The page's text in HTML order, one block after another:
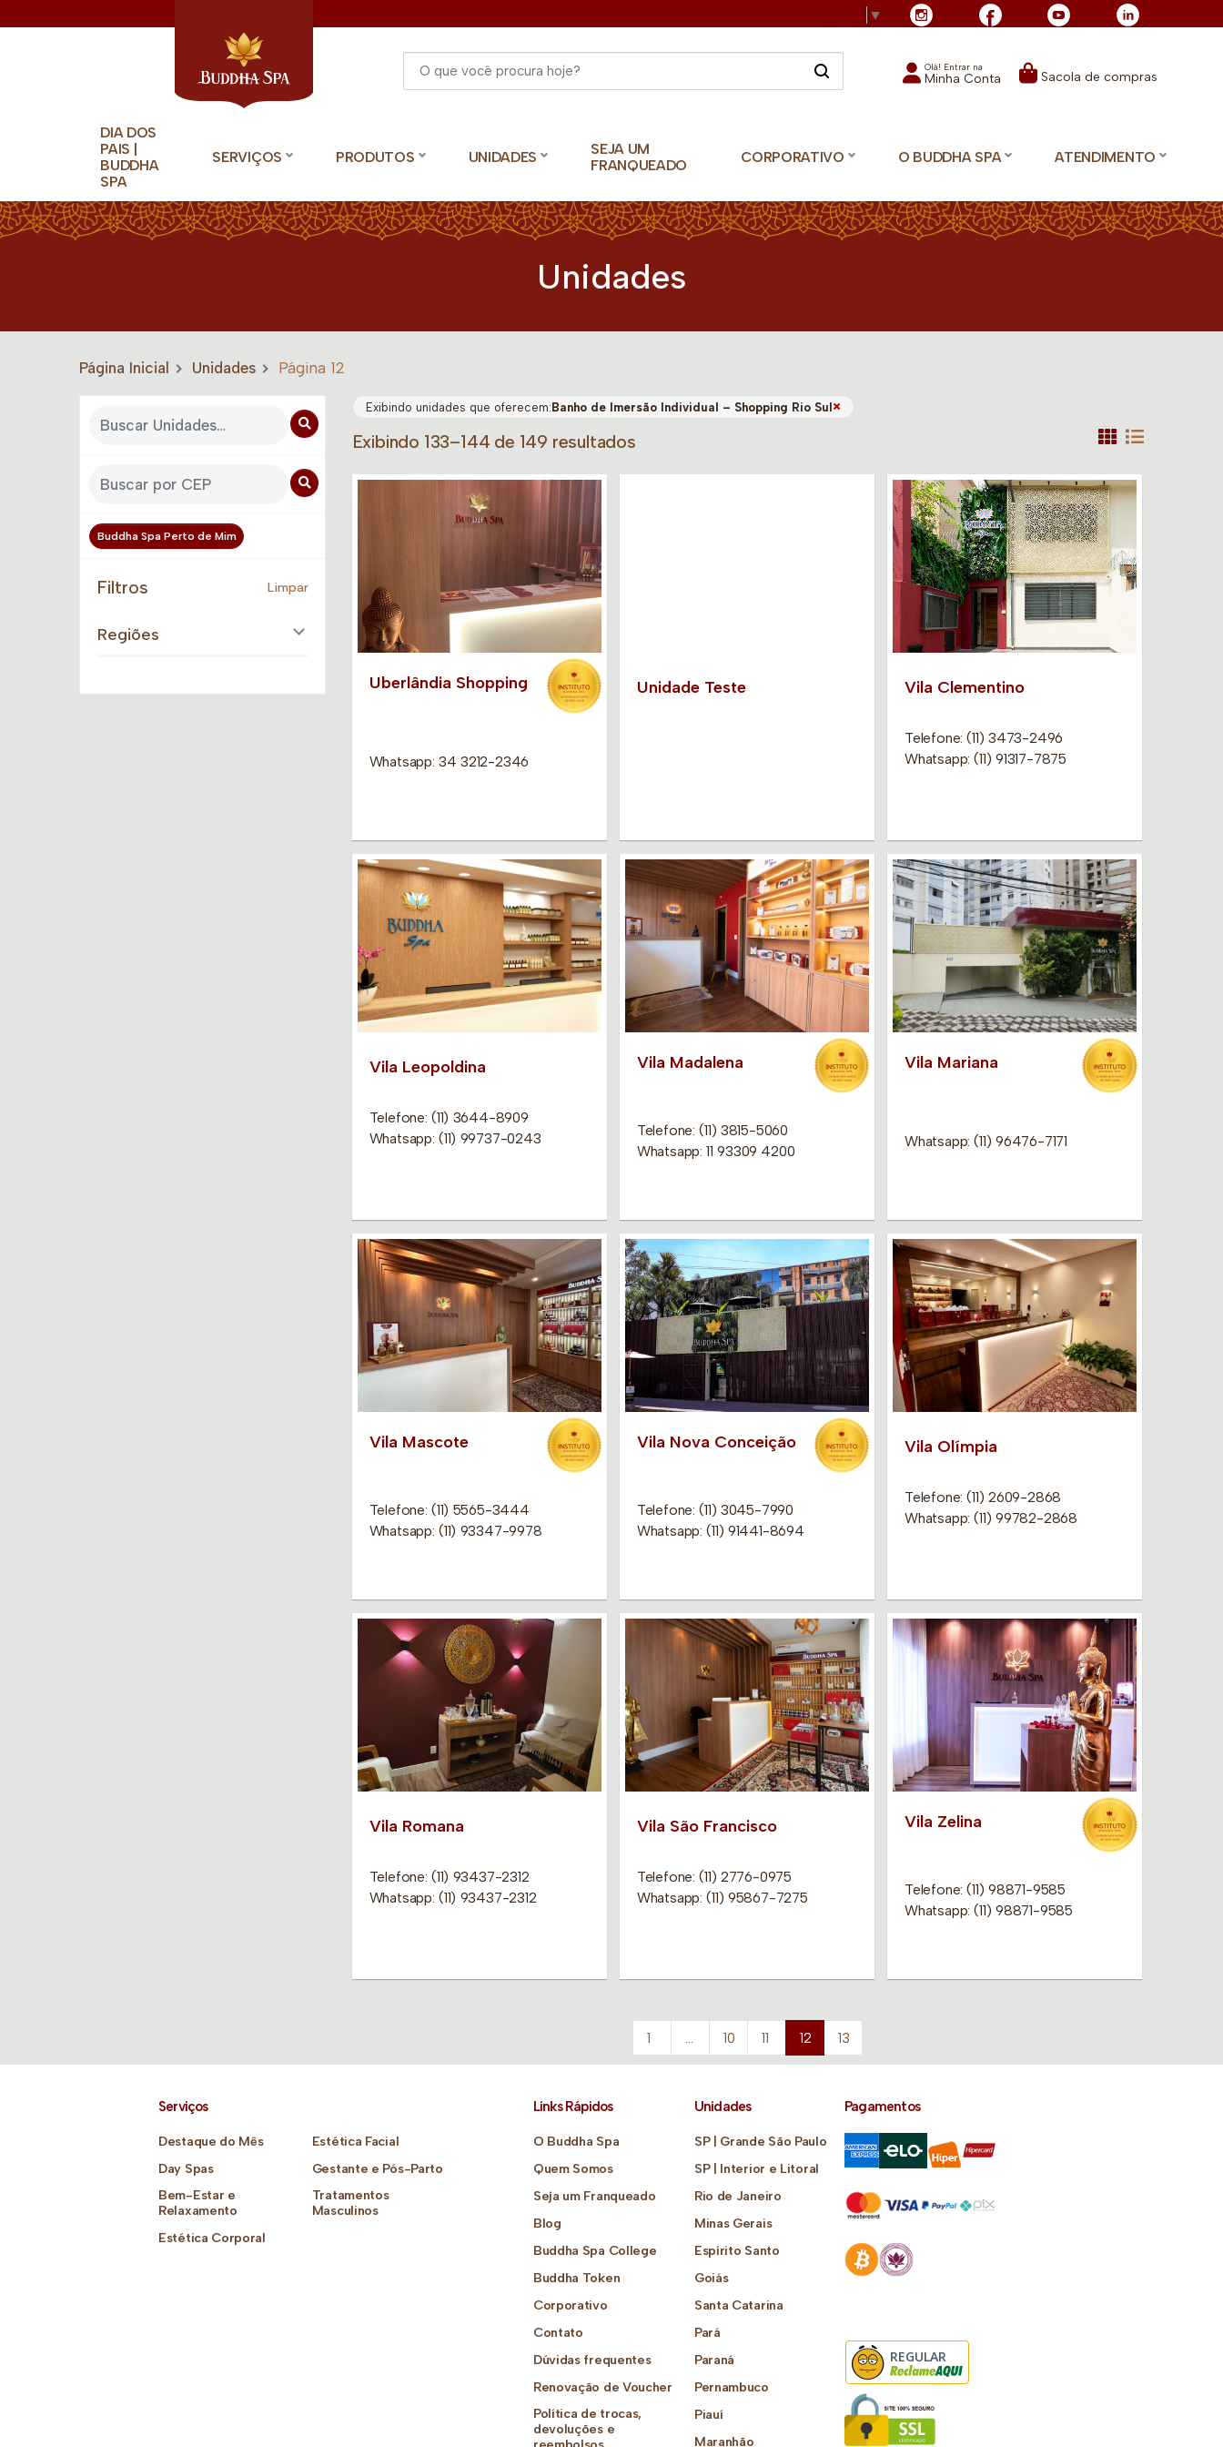
▼
Olá! Entrar na
Minha Conta Sacola de compras
DIA DOS
PAIS |
BUDDHA
SPA
SERVIÇOS PRODUTOS UNIDADES
SEJA UM
FRANQUEADO
CORPORATIVO O BUDDHA SPA ATENDIMENTO
Unidades
Página Inicial Unidades Página 12
Buddha Spa Perto de Mim
Filtros Limpar
Regiões
Exibindo unidades que oferecem:Banho de Imersão Individual – Shopping Rio Sul×
Exibindo 133–144 de 149 resultados
Uberlândia Shopping
Whatsapp: 34 3212-2346
Unidade Teste Vila Clementino
Telefone: (11) 3473-2496
Whatsapp: (11) 91317-7875
Vila Leopoldina
Telefone: (11) 3644-8909
Whatsapp: (11) 99737-0243
Vila Madalena
Telefone: (11) 3815-5060
Whatsapp: 11 93309 4200
Vila Mariana
Whatsapp: (11) 96476-7171
Vila Mascote
Telefone: (11) 5565-3444
Whatsapp: (11) 93347-9978
Vila Nova Conceição
Telefone: (11) 3045-7990
Whatsapp: (11) 91441-8694
Vila Olímpia
Telefone: (11) 2609-2868
Whatsapp: (11) 99782-2868
Vila Romana
Telefone: (11) 93437-2312
Whatsapp: (11) 93437-2312
Vila São Francisco
Telefone: (11) 2776-0975
Whatsapp: (11) 95867-7275
Vila Zelina
Telefone: (11) 98871-9585
Whatsapp: (11) 98871-9585
1 10 11 12 13
Serviços
Destaque do Mês
Day Spas
Bem-Estar e
Relaxamento
Estética Corporal
Estética Facial
Gestante e Pós-Parto
Tratamentos
Masculinos
Links Rápidos
O Buddha Spa
Quem Somos
Seja um Franqueado
Blog
Buddha Spa College
Buddha Token
Corporativo
Contato
Dúvidas frequentes
Renovação de Voucher
Política de trocas,
devoluções e
Unidades
SP | Grande São Paulo
SP | Interior e Litoral
Rio de Janeiro
Minas Gerais
Espírito Santo
Goiás
Santa Catarina
Pará
Paraná
Pernambuco
Piauí
Maranhão
Pagamentos
REGULAR